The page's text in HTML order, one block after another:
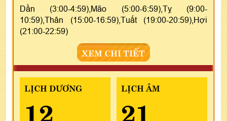
Dần (3:00-4:59),Mão (5:00-6:59),Tỵ (9:00-
10:59),Thân (15:00-16:59),Tuất (19:00-20:59),Hợi
(21:00-22:59)
XEM CHI TIẾT
LỊCH DƯƠNG
12
LỊCH ÂM
21